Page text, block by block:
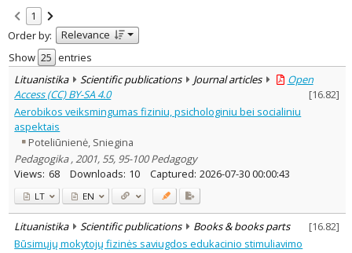
Refine
Open access
Scientific publications 54
Dissemination publications
Document Type:
Books & books parts 8
Journal articles 47
Dissertations 1
Subject area
Education 56
Economics 2
History 1
Psychology
Sociology 11
Management 4
1
Order by:
Relevance
Show
entries
Lituanistika
Scientific publications Journal articles
Open
Access (CC) BY-SA 4.0
[16.82]
Aerobikos veiksmingumas fiziniu, psichologiniu bei socialiniu
aspektais
Poteliūnienė, Sniegina
Pedagogika , 2001, 55, 95-100 Pedagogy
Views: 68 Downloads: 10 Captured: 2026-07-30 00:00:43
LT EN
Lituanistika Scientific publications Books & books parts [16.82]
Būsimųjų mokytojų fizinės saviugdos edukacinio stimuliavimo